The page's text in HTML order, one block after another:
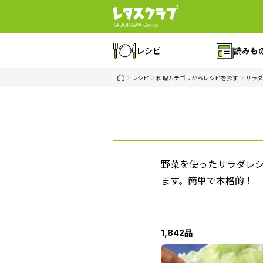
レシピ 読みも
レシピ 料理カテゴリからレシピを探す サラ
野菜を使ったサラダレ
ます。簡単で本格的！
1,842品